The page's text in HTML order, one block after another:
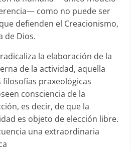
como no puede ser
defienden el Creacionismo,
de Dios.
la elaboración de la
de la actividad, aquella
praxeológicas
consciencia de la
es decir, de que la
es objeto de elección libre.
una extraordinaria